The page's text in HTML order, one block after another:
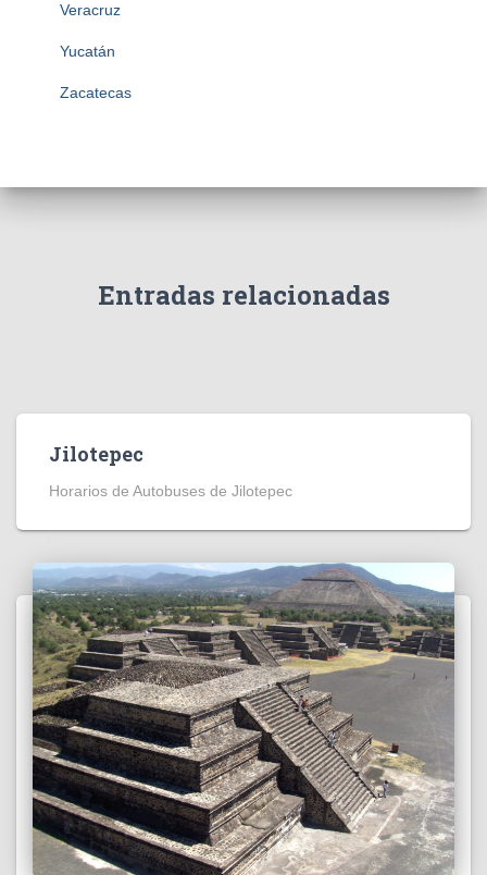
Veracruz
Yucatán
Zacatecas
Entradas relacionadas
Jilotepec
Horarios de Autobuses de Jilotepec